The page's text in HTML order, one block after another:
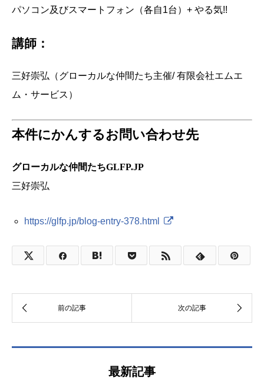
パソコン及びスマートフォン（各自1台）+ やる気!!
講師：
三好崇弘（グローカルな仲間たち主催/ 有限会社エムエ
ム・サービス）
本件にかんするお問い合わせ先
グローカルな仲間たちGLFP.JP
三好崇弘
https://glfp.jp/blog-entry-378.html
最新記事